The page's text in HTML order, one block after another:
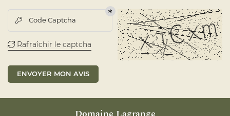
 Code Captcha
 Rafraîchir le captcha
ENVOYER MON AVIS